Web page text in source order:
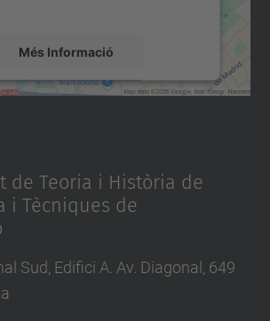
Més Informació
Accepta
by
de Teoria i Història de
i Tècniques de
Sud, Edifici A. Av. Diagonal, 649